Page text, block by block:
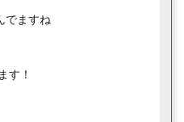
でますね
す！